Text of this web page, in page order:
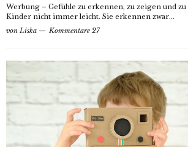
Werbung – Gefühle zu erkennen, zu zeigen und
Kinder nicht immer leicht. Sie erkennen zwar...
von Liska Kommentare 27